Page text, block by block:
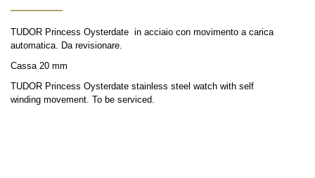
TUDOR Princess Oysterdate in acciaio con movimento a carica
automatica. Da revisionare.
Cassa 20 mm
TUDOR Princess Oysterdate stainless steel watch with self
winding movement. To be serviced.